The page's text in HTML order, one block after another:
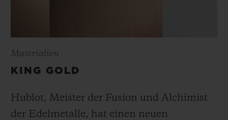
Materialien
KING GOLD
Hublot, Meister der Fusion und Alchimist
der Edelmetalle, hat einen neuen